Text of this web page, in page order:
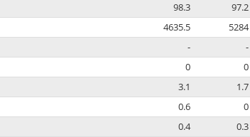
98.3 97.2
4635.5 5284
- -
0 0
3.1 1.7
0.6 0
0.4 0.3